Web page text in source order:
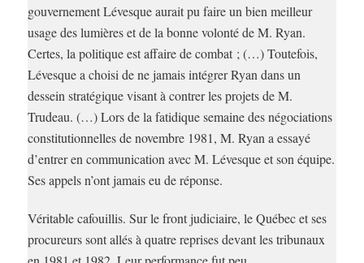
gouvernement Lévesque aurait pu faire un bien meilleur
usage des lumières et de la bonne volonté de M. Ryan.
Certes, la politique est affaire de combat ; (…) Toutefois,
Lévesque a choisi de ne jamais intégrer Ryan dans un
dessein stratégique visant à contrer les projets de M.
Trudeau. (…) Lors de la fatidique semaine des négociations
constitutionnelles de novembre 1981, M. Ryan a essayé
d’entrer en communication avec M. Lévesque et son équipe.
Ses appels n’ont jamais eu de réponse.
Véritable cafouillis. Sur le front judiciaire, le Québec et ses
procureurs sont allés à quatre reprises devant les tribunaux